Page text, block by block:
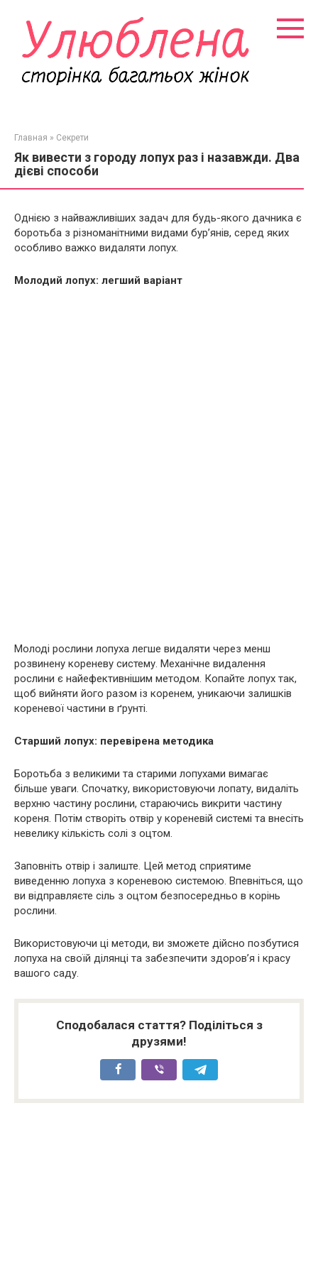
контенту
Главная » Секрети
Як вивести з городу лопух раз і назавжди. Два
дієві способи
Однією з найважливіших задач для будь-якого дачника є
боротьба з різноманітними видами бур’янів, серед яких
особливо важко видаляти лопух.
Молодий лопух: легший варіант
Молоді рослини лопуха легше видаляти через менш
розвинену кореневу систему. Механічне видалення
рослини є найефективнішим методом. Копайте лопух так,
щоб вийняти його разом із коренем, уникаючи залишків
кореневої частини в ґрунті.
Старший лопух: перевірена методика
Боротьба з великими та старими лопухами вимагає
більше уваги. Спочатку, використовуючи лопату, видаліть
верхню частину рослини, стараючись викрити частину
кореня. Потім створіть отвір у кореневій системі та внесіть
невелику кількість солі з оцтом.
Заповніть отвір і залиште. Цей метод сприятиме
виведенню лопуха з кореневою системою. Впевніться, що
ви відправляєте сіль з оцтом безпосередньо в корінь
рослини.
Використовуючи ці методи, ви зможете дійсно позбутися
лопуха на своїй ділянці та забезпечити здоров’я і красу
вашого саду.
Сподобалася стаття? Поділіться з
друзями!